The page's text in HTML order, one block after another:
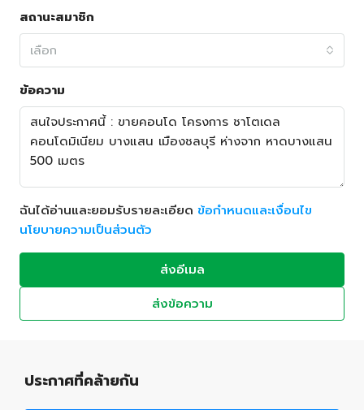
สถานะสมาชิก
เลือก
ข้อความ
ฉันได้อ่านและยอมรับรายละเอียด ข้อกำหนดและเงื่อนไข
นโยบายความเป็นส่วนตัว
ส่งอีเมล
ส่งข้อความ
ประกาศที่คล้ายกัน